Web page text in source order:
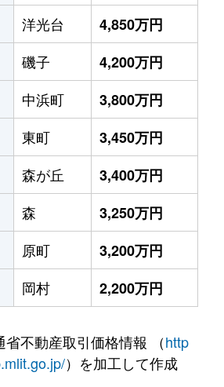
洋光台
4,850万円
磯子
4,200万円
中浜町
3,800万円
東町
3,450万円
森が丘
3,400万円
森
3,250万円
原町
3,200万円
岡村 2,200万円
不動産取引価格情報 （http
）を加工して作成